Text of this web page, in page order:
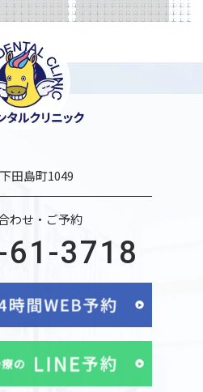
田島町1049
わせ・ご予約
61-3718